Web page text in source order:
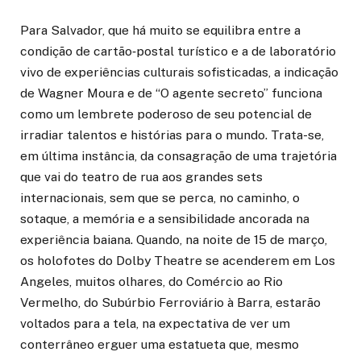
Para Salvador, que há muito se equilibra entre a
condição de cartão‑postal turístico e a de laboratório
vivo de experiências culturais sofisticadas, a indicação
de Wagner Moura e de “O agente secreto” funciona
como um lembrete poderoso de seu potencial de
irradiar talentos e histórias para o mundo. Trata-se,
em última instância, da consagração de uma trajetória
que vai do teatro de rua aos grandes sets
internacionais, sem que se perca, no caminho, o
sotaque, a memória e a sensibilidade ancorada na
experiência baiana. Quando, na noite de 15 de março,
os holofotes do Dolby Theatre se acenderem em Los
Angeles, muitos olhares, do Comércio ao Rio
Vermelho, do Subúrbio Ferroviário à Barra, estarão
voltados para a tela, na expectativa de ver um
conterrâneo erguer uma estatueta que, mesmo